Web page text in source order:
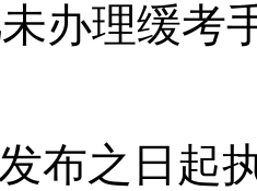
未办理缓考
布之日起